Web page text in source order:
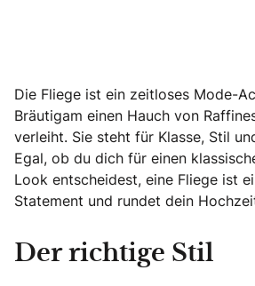
Die Fliege ist ein zeitloses Mode-
Bräutigam einen Hauch von
verleiht. Sie steht für Klasse, Stil
Egal, ob du dich für einen
Look entscheidest, eine Fliege ist
Statement und rundet dein
Der richtige Stil